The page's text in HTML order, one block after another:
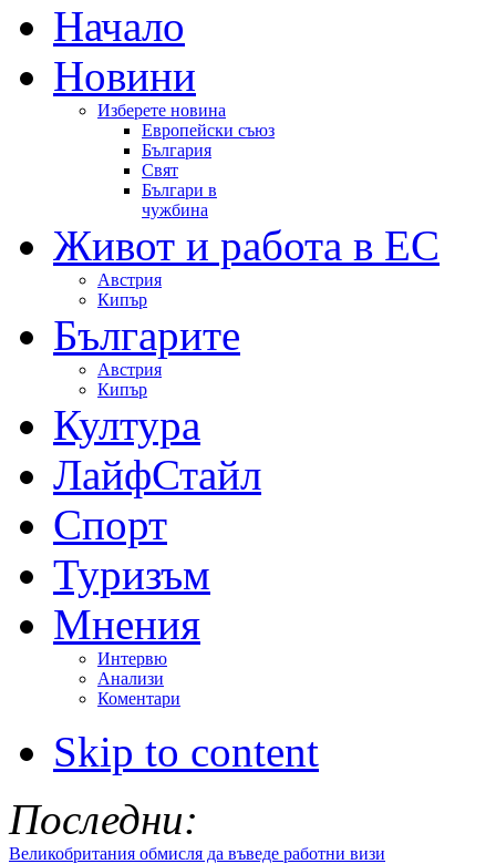
Начало
Новини
Изберете новина
Европейски съюз
България
Свят
Българи в
чужбина
Живот и работа в ЕС
Австрия
Кипър
Българите
Австрия
Кипър
Култура
ЛайфСтайл
Спорт
Туризъм
Мнения
Интервю
Анализи
Коментари
Skip to content
Последни:
Великобритания обмисля да въведе работни визи